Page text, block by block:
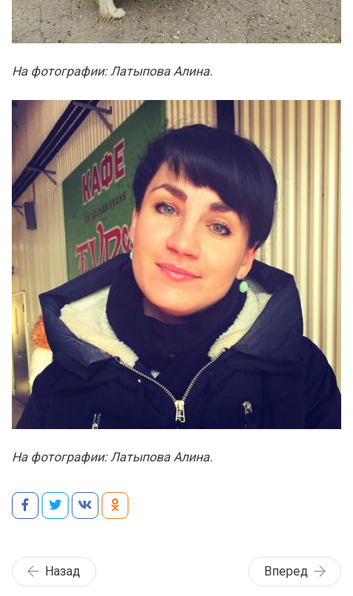
На фотографии: Латыпова Алина.
На фотографии: Латыпова Алина.
Назад Вперед